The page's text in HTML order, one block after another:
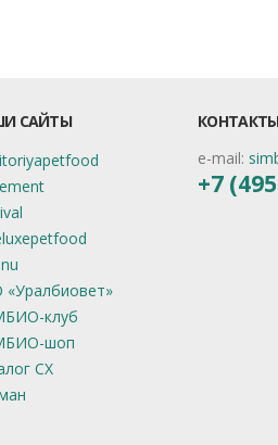
САЙТЫ
клуб
шоп
СХ
e-mail:
+7